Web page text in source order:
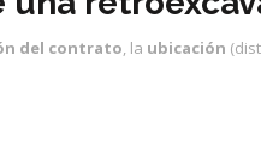
del contrato, la ubicación